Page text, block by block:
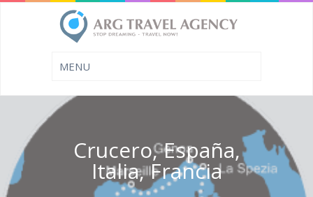
Crucero, España,
Italia, Francia